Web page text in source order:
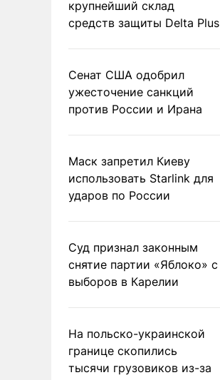
крупнейший склад
средств защиты Delta Plus
Сенат США одобрил
ужесточение санкций
против России и Ирана
Маск запретил Киеву
использовать Starlink для
ударов по России
Суд признал законным
снятие партии «Яблоко» с
выборов в Карелии
На польско-украинской
границе скопились
тысячи грузовиков из-за